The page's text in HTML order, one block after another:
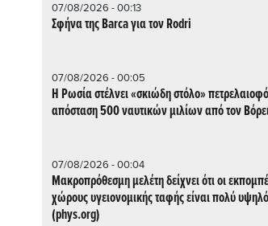
07/08/2026 - 00:13
Σφήνα της Barca για τον Rodri
07/08/2026 - 00:05
Η Ρωσία στέλνει «σκιώδη στόλο»
απόσταση 500 ναυτικών μιλίων από τον
07/08/2026 - 00:04
Μακροπρόθεσμη μελέτη δείχνει ότι οι
χώρους υγειονομικής ταφής είναι πολύ
(phys.org)